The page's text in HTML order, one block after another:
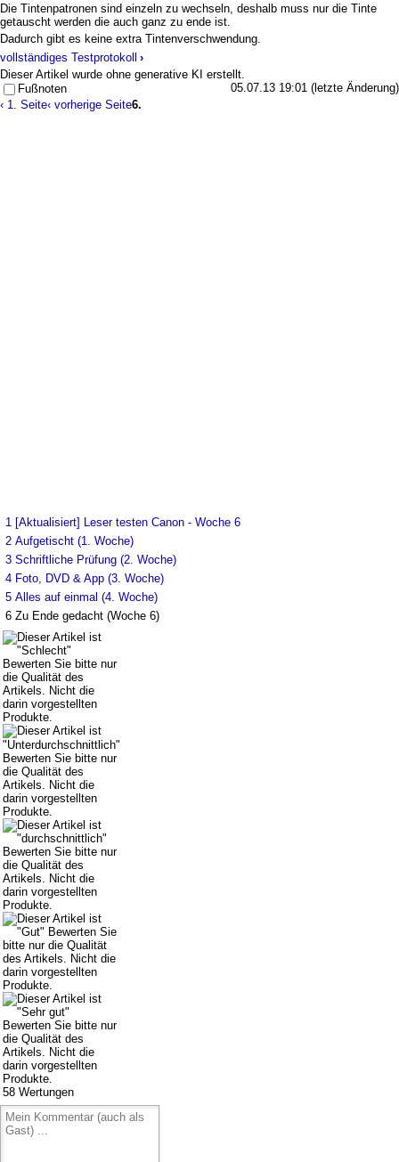
Die Tintenpatronen sind einzeln zu wechseln, deshalb muss nur die Tinte
getauscht werden die auch ganz zu ende ist.
Dadurch gibt es keine extra Tintenverschwendung.
vollständiges Testprotokoll ›
Dieser Artikel wurde ohne generative KI erstellt.
05.07.13 19:01 (letzte Änderung)
Fußnoten
‹ 1. Seite‹ vorherige Seite6.
1 [Aktualisiert] Leser testen Canon - Woche 6
2 Aufgetischt (1. Woche)
3 Schriftliche Prüfung (2. Woche)
4 Foto, DVD & App (3. Woche)
5 Alles auf einmal (4. Woche)
6 Zu Ende gedacht (Woche 6)
58 Wertungen